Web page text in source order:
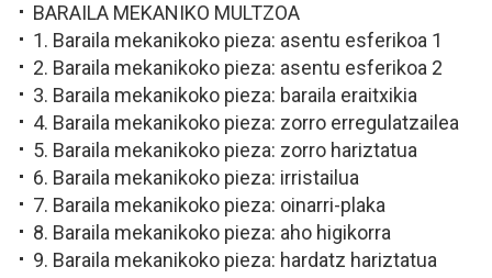
BARAILA MEKANIKO MULTZOA
1. Baraila mekanikoko pieza: asentu esferikoa 1
2. Baraila mekanikoko pieza: asentu esferikoa 2
3. Baraila mekanikoko pieza: baraila eraitxikia
4. Baraila mekanikoko pieza: zorro erregulatzailea
5. Baraila mekanikoko pieza: zorro hariztatua
6. Baraila mekanikoko pieza: irristailua
7. Baraila mekanikoko pieza: oinarri-plaka
8. Baraila mekanikoko pieza: aho higikorra
9. Baraila mekanikoko pieza: hardatz hariztatua